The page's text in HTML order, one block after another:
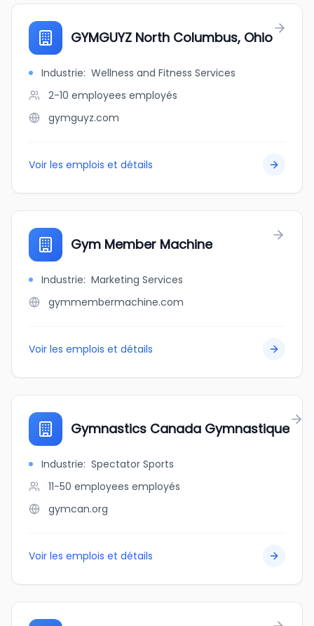
GYMGUYZ North Columbus, Ohio
Industrie: Wellness and Fitness Services
2-10 employees employés
gymguyz.com
Voir les emplois et détails
Gym Member Machine
Industrie: Marketing Services
gymmembermachine.com
Voir les emplois et détails
Gymnastics Canada Gymnastique
Industrie: Spectator Sports
11-50 employees employés
gymcan.org
Voir les emplois et détails